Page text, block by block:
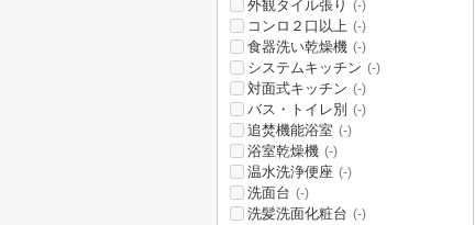
外観タイル張り (-)
コンロ２口以上 (-)
食器洗い乾燥機 (-)
システムキッチン (-)
対面式キッチン (-)
バス・トイレ別 (-)
追焚機能浴室 (-)
浴室乾燥機 (-)
温水洗浄便座 (-)
洗面台 (-)
洗髪洗面化粧台 (-)